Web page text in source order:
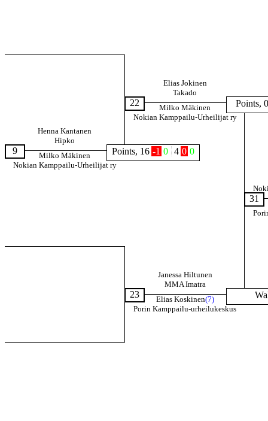
Points, 16 -1 0 4 0 0
9
Henna Kantanen
Hipko
Milko Mäkinen
Nokian Kamppailu-Urheilijat ry
Points, 0
22
Elias Jokinen
Takado
Milko Mäkinen
Nokian Kamppailu-Urheilijat ry
23
Janessa Hiltunen
MMA Imatra
Elias Koskinen(7)
Porin Kamppailu-urheilukeskus
31